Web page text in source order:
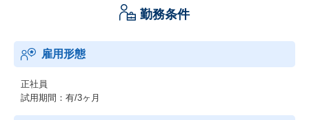
勤務条件
雇用形態
正社員
試用期間：有/3ヶ月